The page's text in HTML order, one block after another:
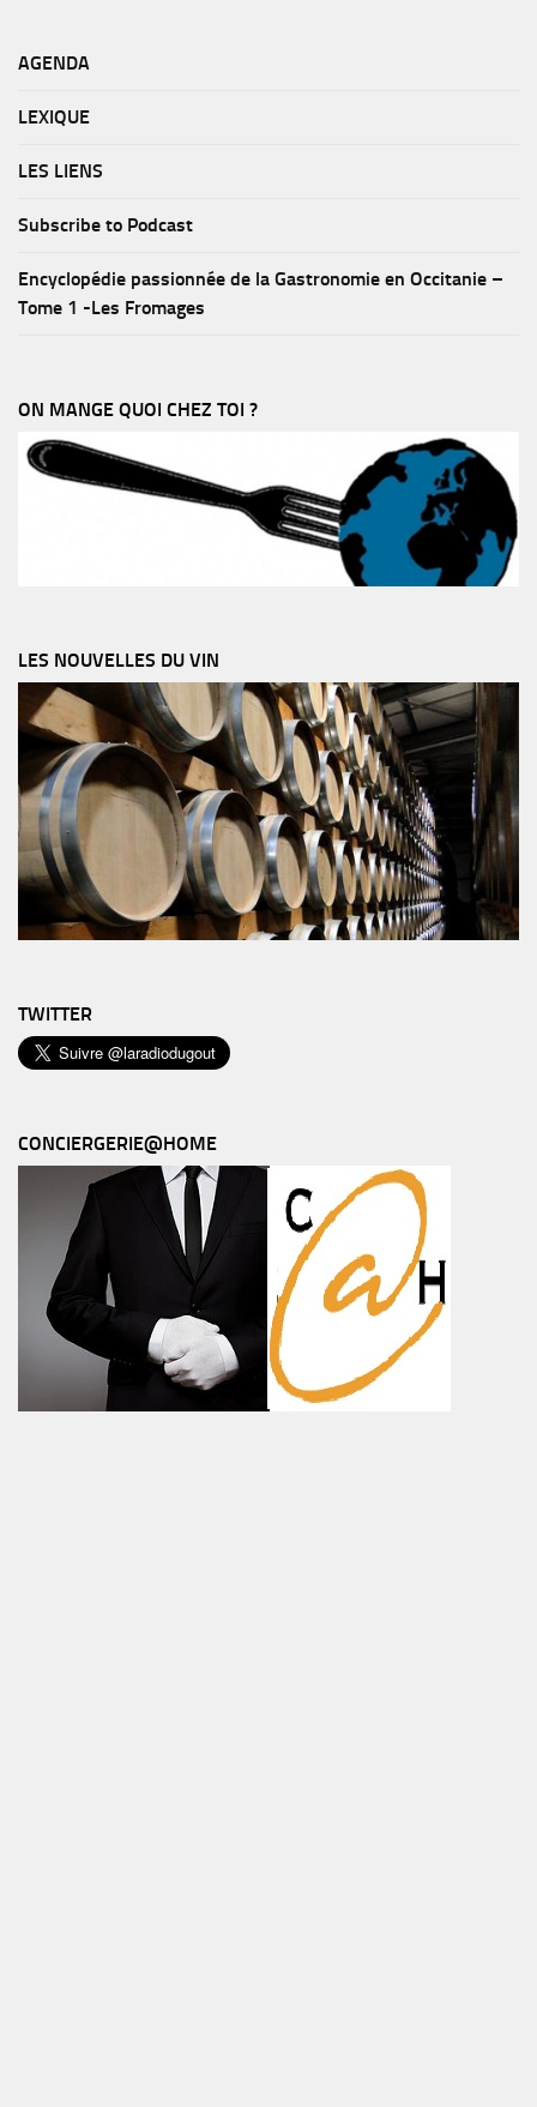
AGENDA
LEXIQUE
LES LIENS
Subscribe to Podcast
Encyclopédie passionnée de la Gastronomie en Occitanie –
Tome 1 -Les Fromages
ON MANGE QUOI CHEZ TOI ?
LES NOUVELLES DU VIN
TWITTER
CONCIERGERIE@HOME